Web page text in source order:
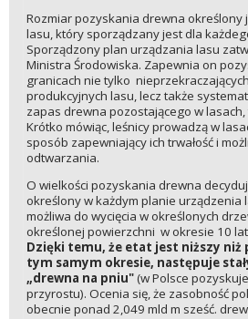
Rozmiar pozyskania drewna określony
lasu, który sporządzany jest dla
Sporządzony plan urządzania lasu
Ministra Środowiska. Zapewnia on
granicach nie tylko
produkcyjnych lasu, lecz także
zapas drewna pozostającego w
Krótko mówiąc, leśnicy prowadzą w
sposób zapewniający ich trwałość i
odtwarzania.
O wielkości pozyskania drewna
określony w każdym planie urządzenia
możliwa do wycięcia w określonych
określonej powierzchni w okresie 10
Dzięki temu, że etat jest niższy niż
tym samym okresie, następuje
„drewna na pniu"(w Polsce
przyrostu). Ocenia się, że zasobność
obecnie ponad 2,049 mld m sześć.